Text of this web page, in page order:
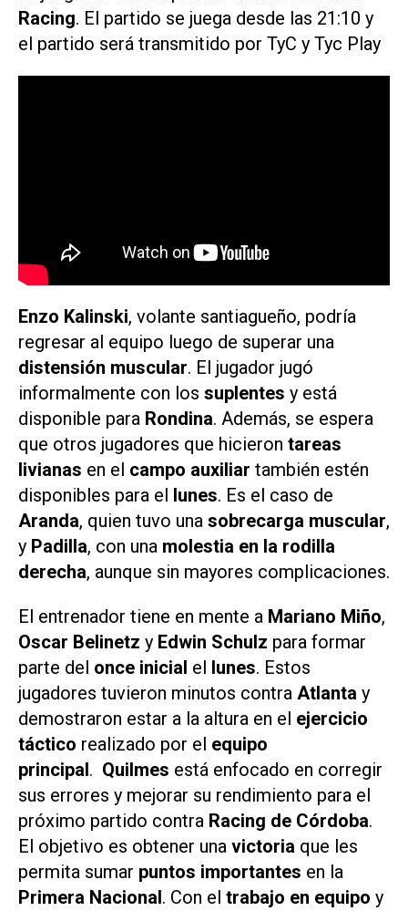
Racing. El partido se juega desde las 21:10 y
el partido será transmitido por TyC y Tyc Play
Enzo Kalinski, volante santiagueño, podría
regresar al equipo luego de superar una
distensión muscular. El jugador jugó
informalmente con los suplentes y está
disponible para Rondina. Además, se espera
que otros jugadores que hicieron tareas
livianas en el campo auxiliar también estén
disponibles para el lunes. Es el caso de
Aranda, quien tuvo una sobrecarga muscular,
y Padilla, con una molestia en la rodilla
derecha, aunque sin mayores complicaciones.
El entrenador tiene en mente a Mariano Miño,
Oscar Belinetz y Edwin Schulz para formar
parte del once inicial el lunes. Estos
jugadores tuvieron minutos contra Atlanta y
demostraron estar a la altura en el ejercicio
táctico realizado por el equipo
principal. Quilmes está enfocado en corregir
sus errores y mejorar su rendimiento para el
próximo partido contra Racing de Córdoba.
El objetivo es obtener una victoria que les
permita sumar puntos importantes en la
Primera Nacional. Con el trabajo en equipo y